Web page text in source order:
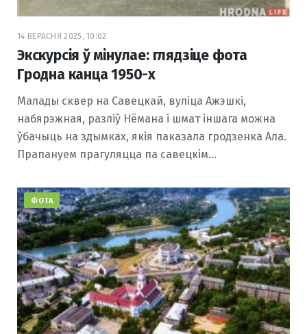
14 ВЕРАСНЯ 2025, 10:02
Экскурсія ў мінулае: глядзіце фота
Гродна канца 1950-х
Малады сквер на Савецкай, вуліца Ажэшкі,
набярэжная, разліў Нёмана і шмат іншага можна
ўбачыць на здымках, якія паказала гродзенка Ала.
Прапануем прагуляцца па савецкім…
ФОТА